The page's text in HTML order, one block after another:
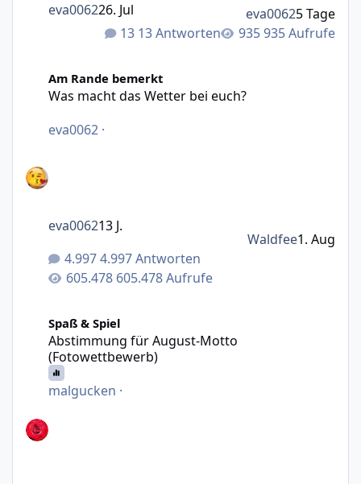
13 Antworten 935 Aufrufe
eva006226. Jul eva00625 Tage
Am Rande bemerkt
Was macht das Wetter bei euch?
eva0062 ·
4.997 Antworten
605.478 Aufrufe
eva006213 J.
Waldfee1. Aug
Spaß & Spiel
Abstimmung für August-Motto
(Fotowettbewerb)
malgucken ·